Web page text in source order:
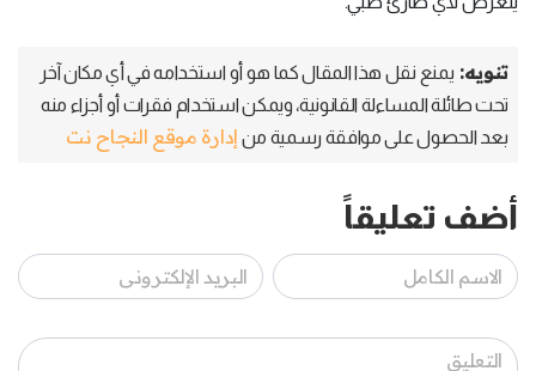
تنويه: يمنع نقل هذا المقال كما هو أو استخدامه في أي مكان آخر
تحت طائلة المساءلة القانونية، ويمكن استخدام فقرات أو أجزاء منه
بعد الحصول على موافقة رسمية من إدارة موقع النجاح نت
أضف تعليقاً